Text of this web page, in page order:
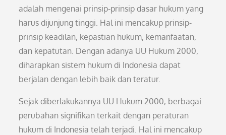
adalah mengenai prinsip-prinsip dasar hukum yang
harus dijunjung tinggi. Hal ini mencakup prinsip-
prinsip keadilan, kepastian hukum, kemanfaatan,
dan kepatutan. Dengan adanya UU Hukum 2000,
diharapkan sistem hukum di Indonesia dapat
berjalan dengan lebih baik dan teratur.
Sejak diberlakukannya UU Hukum 2000, berbagai
perubahan signifikan terkait dengan peraturan
hukum di Indonesia telah terjadi. Hal ini mencakup